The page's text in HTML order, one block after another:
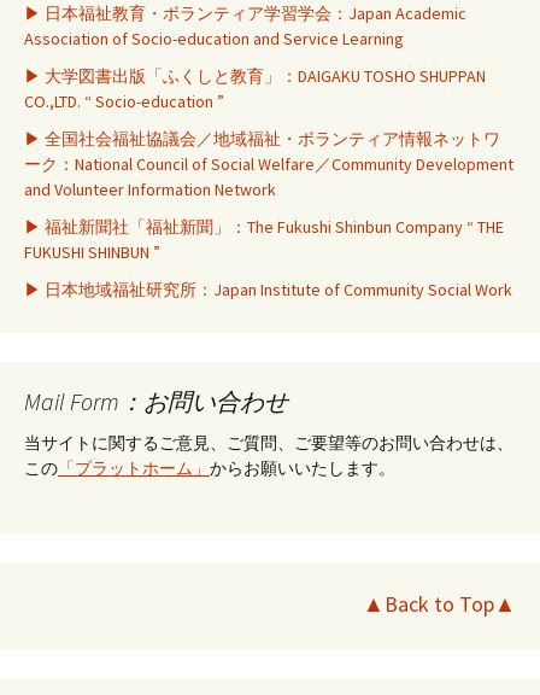
▶ 日本福祉教育・ボランティア学習学会：Japan Academic
Association of Socio-education and Service Learning
▶ 大学図書出版「ふくしと教育」：DAIGAKU TOSHO SHUPPAN
CO.,LTD. “ Socio-education ”
▶ 全国社会福祉協議会／地域福祉・ボランティア情報ネットワ
ーク：National Council of Social Welfare／Community Development
and Volunteer Information Network
▶ 福祉新聞社「福祉新聞」：The Fukushi Shinbun Company “ THE
FUKUSHI SHINBUN ”
▶ 日本地域福祉研究所：Japan Institute of Community Social Work
Mail Form：お問い合わせ
当サイトに関するご意見、ご質問、ご要望等のお問い合わせは、
この 「プラットホーム」 からお願いいたします。
▲Back to Top▲